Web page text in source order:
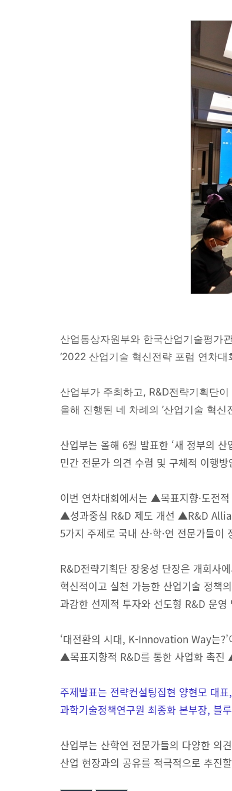
산업통상자원부와 한국산업기술평가
‘2022 산업기술 혁신전략 포럼 연차대
산업부가 주최하고, R&D전략기획단
올해 진행된 네 차례의 ’산업기술 혁신
산업부는 올해 6월 발표한 ‘새 정부의
민간 전문가 의견 수렴 및 구체적 이행
이번 연차대회에서는 ▲목표지향·도전
▲성과중심 R&D 제도 개선 ▲R&D
5가지 주제로 국내 산·학·연 전문가들이
R&D전략기획단 장웅성 단장은 개회사
혁신적이고 실천 가능한 산업기술 정책
과감한 선제적 투자와 선도형 R&D 운
‘대전환의 시대, K-Innovation Way는
▲목표지향적 R&D를 통한 사업화 촉
주제발표는 전략컨설팅집현 양현모 대
과학기술정책연구원 최종화 본부장, 블
산업부는 산학연 전문가들의 다양한 의
산업 현장과의 공유를 적극적으로 추진